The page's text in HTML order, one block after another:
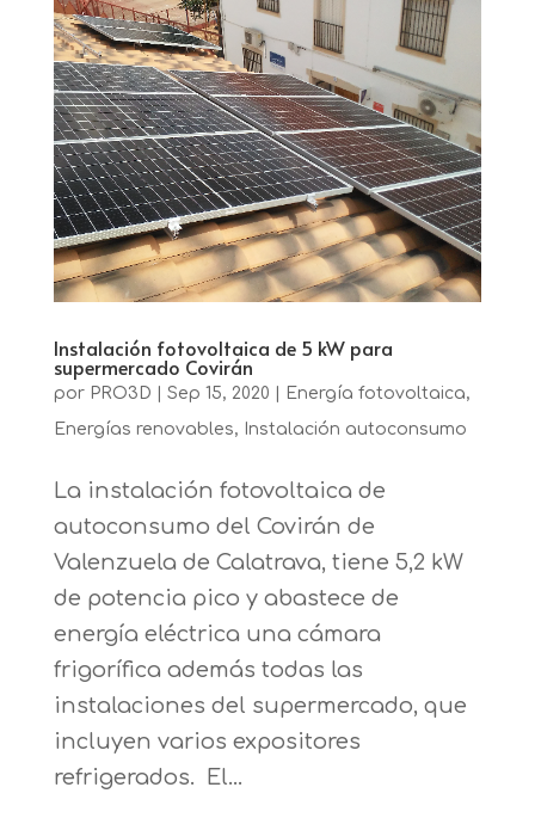
Instalación fotovoltaica de 5 kW para
supermercado Covirán
por PRO3D Sep 15, 2020 Energía fotovoltaica,
Energías renovables, Instalación autoconsumo
La instalación fotovoltaica de
autoconsumo del Covirán de
Valenzuela de Calatrava, tiene 5,2 kW
de potencia pico y abastece de
energía eléctrica una cámara
frigorífica además todas las
instalaciones del supermercado, que
incluyen varios expositores
refrigerados. El...